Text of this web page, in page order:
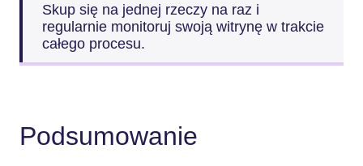
Skup się na jednej rzeczy na raz i
regularnie monitoruj swoją witrynę w trakcie
całego procesu.
Podsumowanie